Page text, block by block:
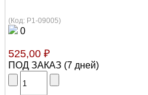
(Код: Р1-09005)
0
525,00 ₽
ПОД ЗАКАЗ (7 дней)